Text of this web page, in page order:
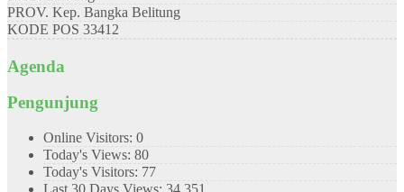
PROV. Kep. Bangka Belitung
KODE POS 33412
Agenda
Pengunjung
Online Visitors: 0
Today's Views: 80
Today's Visitors: 77
Last 30 Days Views: 34,351